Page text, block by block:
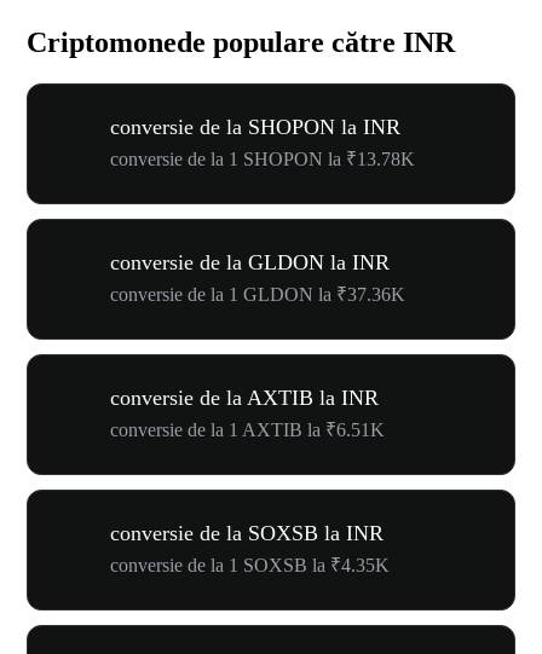
Criptomonede populare către INR
conversie de la SHOPON la INR
conversie de la 1 SHOPON la ₹13.78K
conversie de la GLDON la INR
conversie de la 1 GLDON la ₹37.36K
conversie de la AXTIB la INR
conversie de la 1 AXTIB la ₹6.51K
conversie de la SOXSB la INR
conversie de la 1 SOXSB la ₹4.35K